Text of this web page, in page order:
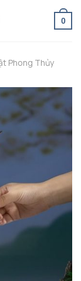
0
Phong Thủy